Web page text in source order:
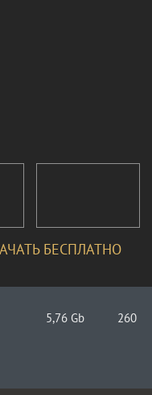
БЕСПЛАТНО
5,76 Gb 260